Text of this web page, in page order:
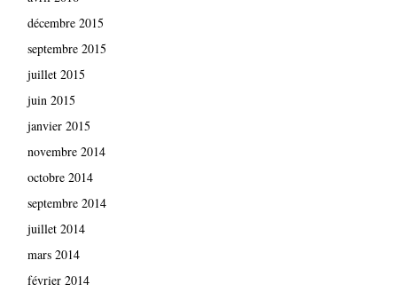
décembre 2015
septembre 2015
juillet 2015
juin 2015
janvier 2015
novembre 2014
octobre 2014
septembre 2014
juillet 2014
mars 2014
février 2014